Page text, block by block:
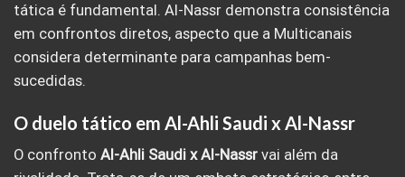
tática é fundamental. Al-Nassr demonstra consistência
em confrontos diretos, aspecto que a Multicanais
considera determinante para campanhas bem-
sucedidas.
O duelo tático em Al-Ahli Saudi x Al-Nassr
O confronto Al-Ahli Saudi x Al-Nassr vai além da